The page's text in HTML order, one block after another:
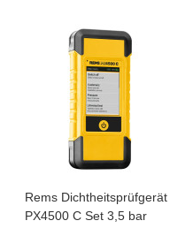
Rems Dichtheitsprüfgerät
PX4500 C Set 3,5 bar